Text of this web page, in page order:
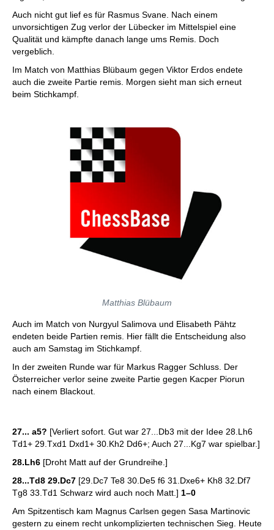
Auch nicht gut lief es für Rasmus Svane. Nach einem
unvorsichtigen Zug verlor der Lübecker im Mittelspiel eine
Qualität und kämpfte danach lange ums Remis. Doch
vergeblich.
Im Match von Matthias Blübaum gegen Viktor Erdos endete
auch die zweite Partie remis. Morgen sieht man sich erneut
beim Stichkampf.
Matthias Blübaum
Auch im Match von Nurgyul Salimova und Elisabeth Pähtz
endeten beide Partien remis. Hier fällt die Entscheidung also
auch am Samstag im Stichkampf.
In der zweiten Runde war für Markus Ragger Schluss. Der
Österreicher verlor seine zweite Partie gegen Kacper Piorun
nach einem Blackout.
27... a5? [Verliert sofort. Gut war 27...Db3 mit der Idee 28.Lh6
Td1+ 29.Txd1 Dxd1+ 30.Kh2 Dd6+; Auch 27...Kg7 war spielbar.]
28.Lh6 [Droht Matt auf der Grundreihe.]
28...Td8 29.Dc7 [29.Dc7 Te8 30.De5 f6 31.Dxe6+ Kh8 32.Df7
Tg8 33.Td1 Schwarz wird auch noch Matt.] 1–0
Am Spitzentisch kam Magnus Carlsen gegen Sasa Martinovic
gestern zu einem recht unkomplizierten technischen Sieg. Heute